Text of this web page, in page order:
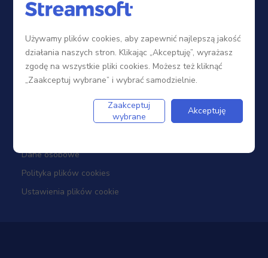
Sieć sprzedaży
Szkolenia
Dane osobowe
Polityka plików cookies
Ustawienia plików cookie
Używamy plików cookies, aby zapewnić najlepszą jakość
działania naszych stron. Klikając „Akceptuję”, wyrażasz
zgodę na wszystkie pliki cookies. Możesz też kliknąć
„Zaakceptuj wybrane” i wybrać samodzielnie.
Zaakceptuj
wybrane
Akceptuję